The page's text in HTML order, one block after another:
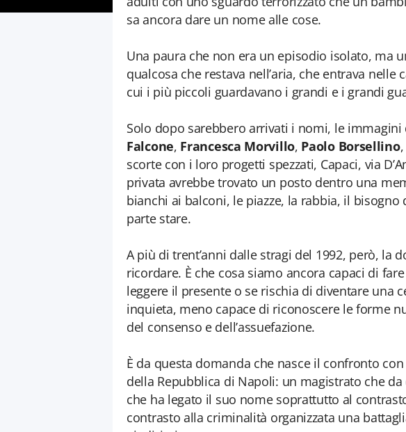
sa ancora dare un nome alle cose.
Una paura che non era un episodio isolato, ma
qualcosa che restava nell’aria, che entrava nelle
cui i più piccoli guardavano i grandi e i grandi
Solo dopo sarebbero arrivati i nomi, le immagini
Falcone, Francesca Morvillo, Paolo Borsellino
scorte con i loro progetti spezzati, Capaci, via
privata avrebbe trovato un posto dentro una
bianchi ai balconi, le piazze, la rabbia, il
parte stare.
A più di trent’anni dalle stragi del 1992, però, la
ricordare. È che cosa siamo ancora capaci di
leggere il presente o se rischia di diventare una
inquieta, meno capace di riconoscere le forme
del consenso e dell’assuefazione.
È da questa domanda che nasce il confronto con
della Repubblica di Napoli: un magistrato che
che ha legato il suo nome soprattutto al
contrasto alla criminalità organizzata una